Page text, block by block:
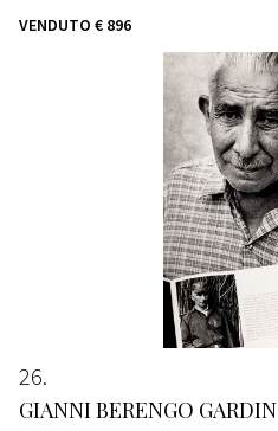
VENDUTO € 896
26
GIANNI BERENGO GARDIN